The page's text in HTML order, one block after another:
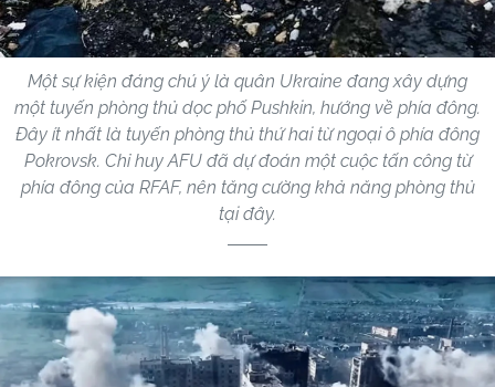
Một sự kiện đáng chú ý là quân Ukraine đang xây dựng
một tuyến phòng thủ dọc phố Pushkin, hướng về phía đông.
Đây ít nhất là tuyến phòng thủ thứ hai từ ngoại ô phía đông
Pokrovsk. Chỉ huy AFU đã dự đoán một cuộc tấn công từ
phía đông của RFAF, nên tăng cường khả năng phòng thủ
tại đây.